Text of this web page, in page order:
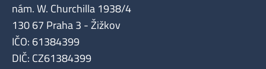
nám. W. Churchilla 1938/4
130 67 Praha 3 - Žižkov
IČO: 61384399
DIČ: CZ61384399